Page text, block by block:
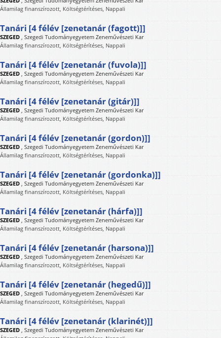
Államilag finanszírozott, Költségtérítéses, Nappali
Tanári [4 félév [zenetanár (fagott)]]
SZEGED Szegedi Tudományegyetem Zeneművészeti Kar
Államilag finanszírozott, Költségtérítéses, Nappali
Tanári [4 félév [zenetanár (fuvola)]]
SZEGED Szegedi Tudományegyetem Zeneművészeti Kar
Államilag finanszírozott, Költségtérítéses, Nappali
Tanári [4 félév [zenetanár (gitár)]]
SZEGED Szegedi Tudományegyetem Zeneművészeti Kar
Államilag finanszírozott, Költségtérítéses, Nappali
Tanári [4 félév [zenetanár (gordon)]]
SZEGED Szegedi Tudományegyetem Zeneművészeti Kar
Államilag finanszírozott, Költségtérítéses, Nappali
Tanári [4 félév [zenetanár (gordonka)]]
SZEGED Szegedi Tudományegyetem Zeneművészeti Kar
Államilag finanszírozott, Költségtérítéses, Nappali
Tanári [4 félév [zenetanár (hárfa)]]
SZEGED Szegedi Tudományegyetem Zeneművészeti Kar
Államilag finanszírozott, Költségtérítéses, Nappali
Tanári [4 félév [zenetanár (harsona)]]
SZEGED Szegedi Tudományegyetem Zeneművészeti Kar
Államilag finanszírozott, Költségtérítéses, Nappali
Tanári [4 félév [zenetanár (hegedű)]]
SZEGED Szegedi Tudományegyetem Zeneművészeti Kar
Államilag finanszírozott, Költségtérítéses, Nappali
Tanári [4 félév [zenetanár (klarinét)]]
SZEGED Szegedi Tudományegyetem Zeneművészeti Kar